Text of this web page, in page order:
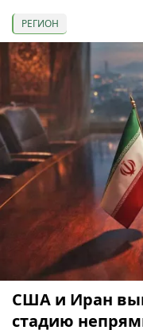
РЕГИОН
США и Иран
стадию